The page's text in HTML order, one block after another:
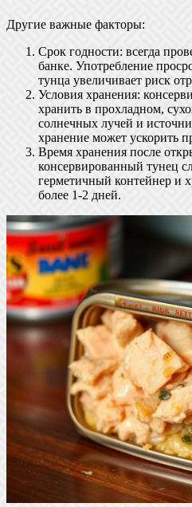
Другие важные факторы:
Срок годности: всегда
банке. Употребление
тунца увеличивает риск
Условия хранения:
хранить в прохладном,
солнечных лучей и
хранение может ускорить
Время хранения после
консервированный тунец
герметичный контейнер и
более 1-2 дней.